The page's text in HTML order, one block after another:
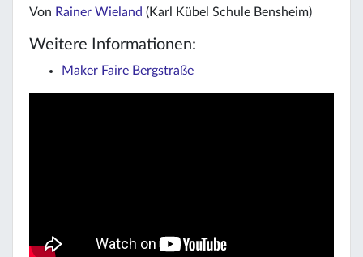
Von Rainer Wieland (Karl Kübel Schule Bensheim)
Weitere Informationen:
Maker Faire Bergstraße